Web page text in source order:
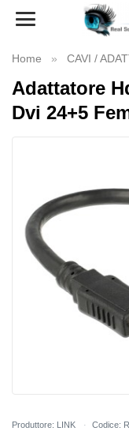
Toggle
Home CAVI /
Adattatore
Dvi 24+5
Produttore: LINK Codice: